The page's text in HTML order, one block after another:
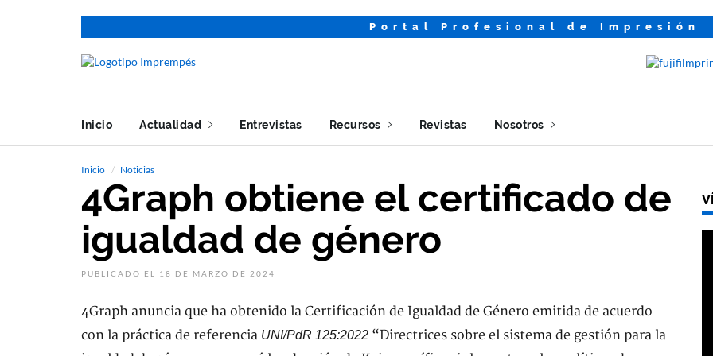
Portal Profesional de Impresión
Inicio Actualidad Entrevistas Recursos Revistas Nosotros
Inicio Noticias
4Graph obtiene el certificado de
igualdad de género
PUBLICADO EL 18 DE MARZO DE 2024
4Graph anuncia que ha obtenido la Certificación de Igualdad de Género emitida de acuerdo
con la práctica de referencia UNI/PdR 125:2022 “Directrices sobre el sistema de gestión para la